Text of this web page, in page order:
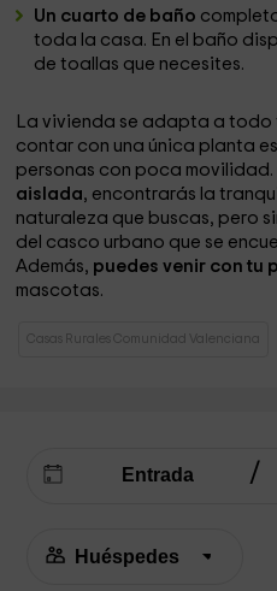
Un cuarto de baño
toda la casa. En el baño
de toallas que necesites.
La vivienda se adapta a todo
contar con una única planta
personas con poca movilidad.
aislada, encontrarás la
naturaleza que buscas, pero
del casco urbano que se
Además, puedes venir con tu
mascotas.
Casas Rurales Comunidad Valenciana